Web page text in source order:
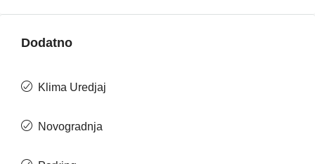
Dodatno
Klima Uredjaj
Novogradnja